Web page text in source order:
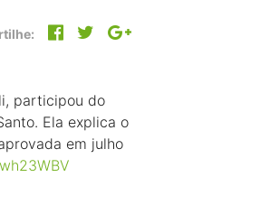
participou do
Ela explica o
em julho